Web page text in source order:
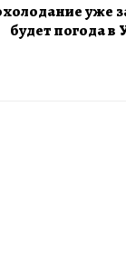
уже
будет погода в